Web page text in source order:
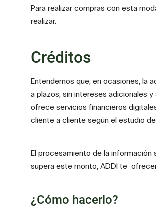
Para realizar compras con esta
realizar.
Créditos
Entendemos que, en ocasiones, la
a plazos, sin intereses adicionales
ofrece servicios financieros
cliente a cliente según el estudio
El procesamiento de la
supera este monto, ADDI te
¿Cómo hacerlo?